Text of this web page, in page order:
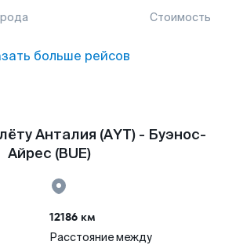
Стоимость
больше рейсов
Анталия (AYT) - Буэнос-
Айрес (BUE)
12186 км
Расстояние между